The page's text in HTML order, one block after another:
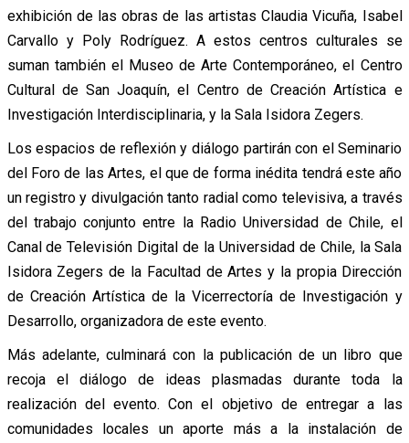
exhibición de las obras de las artistas Claudia Vicuña, Isabel
Carvallo y Poly Rodríguez. A estos centros culturales se
suman también el Museo de Arte Contemporáneo, el Centro
Cultural de San Joaquín, el Centro de Creación Artística e
Investigación Interdisciplinaria, y la Sala Isidora Zegers.
Los espacios de reflexión y diálogo partirán con el Seminario
del Foro de las Artes, el que de forma inédita tendrá este año
un registro y divulgación tanto radial como televisiva, a través
del trabajo conjunto entre la Radio Universidad de Chile, el
Canal de Televisión Digital de la Universidad de Chile, la Sala
Isidora Zegers de la Facultad de Artes y la propia Dirección
de Creación Artística de la Vicerrectoría de Investigación y
Desarrollo, organizadora de este evento.
Más adelante, culminará con la publicación de un libro que
recoja el diálogo de ideas plasmadas durante toda la
realización del evento. Con el objetivo de entregar a las
comunidades locales un aporte más a la instalación de